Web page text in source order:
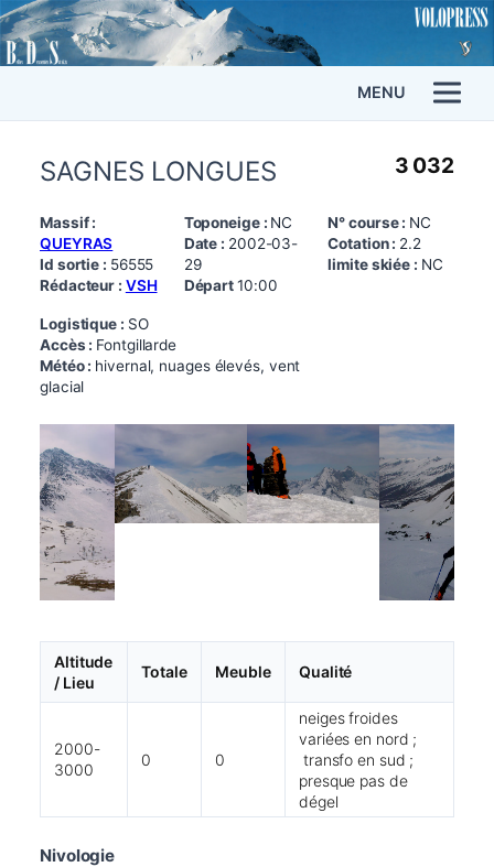
MENU
SAGNES LONGUES 3 032
Massif :
QUEYRAS
Id sortie : 56555
Rédacteur : VSH
Toponeige : NC
Date : 2002-03-
29
Départ10:00
N° course : NC
Cotation : 2.2
limite skiée : NC
Logistique : SO
Accès : Fontgillarde
Météo : hivernal, nuages élevés, vent
glacial
Altitude
/ Lieu
Totale Meuble Qualité
2000-
3000
0 0
neiges froides
variées en nord ;
transfo en sud ;
presque pas de
dégel
Nivologie